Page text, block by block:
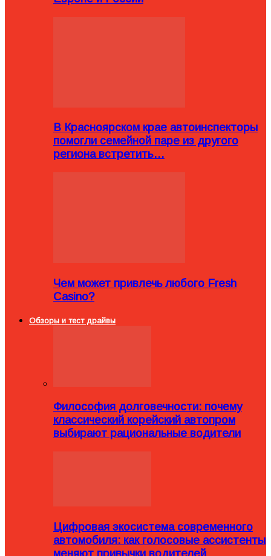
В Красноярском крае автоинспекторы
помогли семейной паре из другого
региона встретить…
Чем может привлечь любого Fresh
Casino?
Обзоры и тест драйвы
Философия долговечности: почему
классический корейский автопром
выбирают рациональные водители
Цифровая экосистема современного
автомобиля: как голосовые ассистенты
меняют привычки водителей